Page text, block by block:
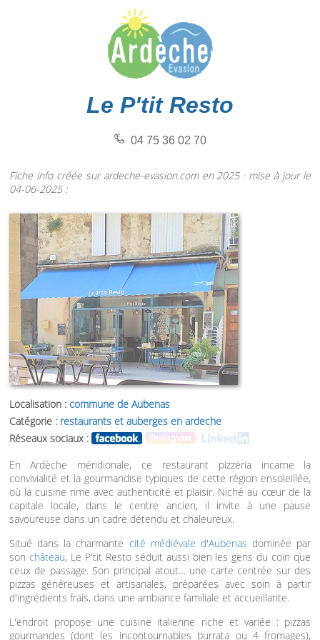
Le P'tit Resto
04 75 36 02 70
Fiche info créée sur ardeche-evasion.com en 2025 · mise à jour le
04-06-2025 :
Localisation : commune de Aubenas
Catégorie : restaurants et auberges en ardeche
Réseaux sociaux :
En Ardèche méridionale, ce restaurant pizzéria incarne la
convivialité et la gourmandise typiques de cette région ensoleillée,
où la cuisine rime avec authenticité et plaisir. Niché au cœur de la
capitale locale, dans le centre ancien, il invite à une pause
savoureuse dans un cadre détendu et chaleureux.
Situé dans la charmante cité médiévale d'Aubenas dominée par
son château, Le P'tit Resto séduit aussi bien les gens du coin que
ceux de passage. Son principal atout… une carte centrée sur des
pizzas généreuses et artisanales, préparées avec soin à partir
d'ingrédients frais, dans une ambiance familiale et accueillante.
L'endroit propose une cuisine italienne riche et variée : pizzas
gourmandes (dont les incontournables burrata ou 4 fromages),